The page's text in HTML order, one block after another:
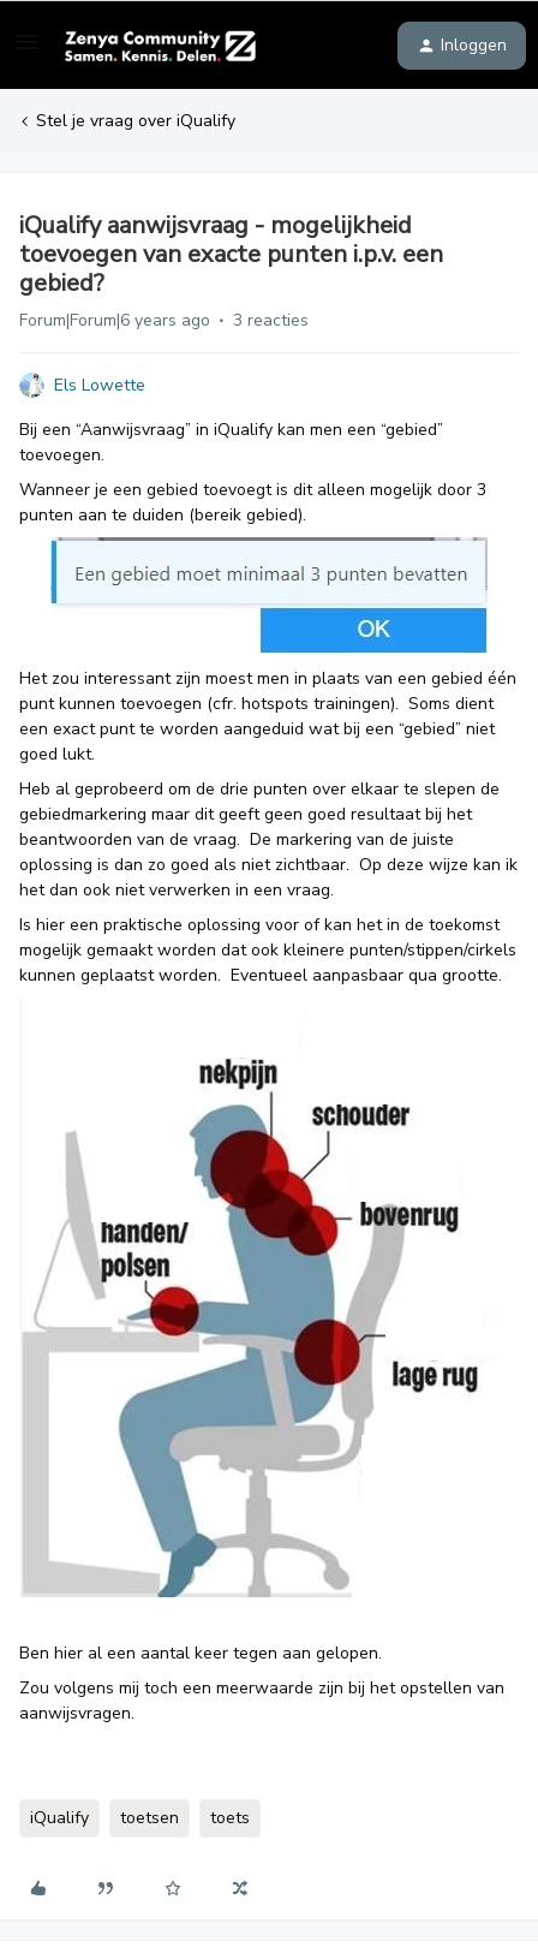
Inloggen
Stel je vraag over iQualify
iQualify aanwijsvraag - mogelijkheid
toevoegen van exacte punten i.p.v. een
gebied?
Forum|Forum|6 years ago 3 reacties
Els Lowette
Bij een “Aanwijsvraag” in iQualify kan men een “gebied”
toevoegen.
Wanneer je een gebied toevoegt is dit alleen mogelijk door 3
punten aan te duiden (bereik gebied).
Het zou interessant zijn moest men in plaats van een gebied één
punt kunnen toevoegen (cfr. hotspots trainingen). Soms dient
een exact punt te worden aangeduid wat bij een “gebied” niet
goed lukt.
Heb al geprobeerd om de drie punten over elkaar te slepen de
gebiedmarkering maar dit geeft geen goed resultaat bij het
beantwoorden van de vraag. De markering van de juiste
oplossing is dan zo goed als niet zichtbaar. Op deze wijze kan ik
het dan ook niet verwerken in een vraag.
Is hier een praktische oplossing voor of kan het in de toekomst
mogelijk gemaakt worden dat ook kleinere punten/stippen/cirkels
kunnen geplaatst worden. Eventueel aanpasbaar qua grootte.
Ben hier al een aantal keer tegen aan gelopen.
Zou volgens mij toch een meerwaarde zijn bij het opstellen van
aanwijsvragen.
iQualify toetsen toets